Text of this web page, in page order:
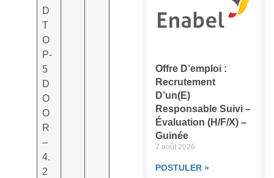
D
T
O
P-
5
D
O
O
R
–
4.
2
Offre D’emploi :
Recrutement
D’un(e)
Responsable Suivi –
Évaluation (H/F/X) –
Guinée
7 août 2026
POSTULER »